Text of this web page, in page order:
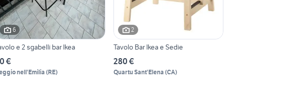
6
e 2 sgabelli bar Ikea
€
nell'Emilia(RE)
2
Tavolo Bar Ikea e Sedie
280 €
Quartu Sant'Elena (CA)